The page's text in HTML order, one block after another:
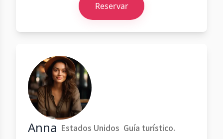
Reservar
Anna Estados Unidos Guía turístico.